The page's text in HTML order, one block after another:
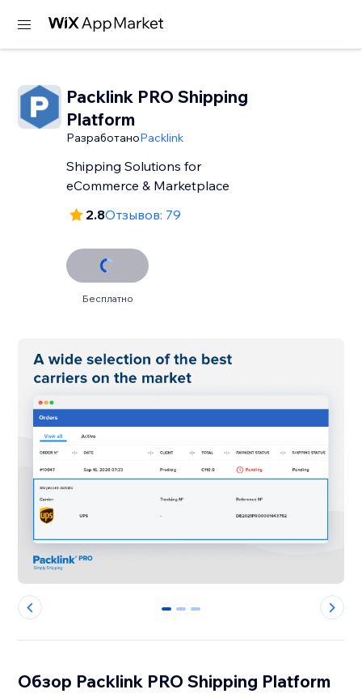
Packlink PRO Shipping
Platform
РазработаноPacklink
Shipping Solutions for
eCommerce & Marketplace
2.8Отзывов: 79
Бесплатно
0 1 2
Обзор Packlink PRO Shipping Platform